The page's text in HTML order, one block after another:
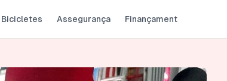
Bicicletes Assegurança Finançament